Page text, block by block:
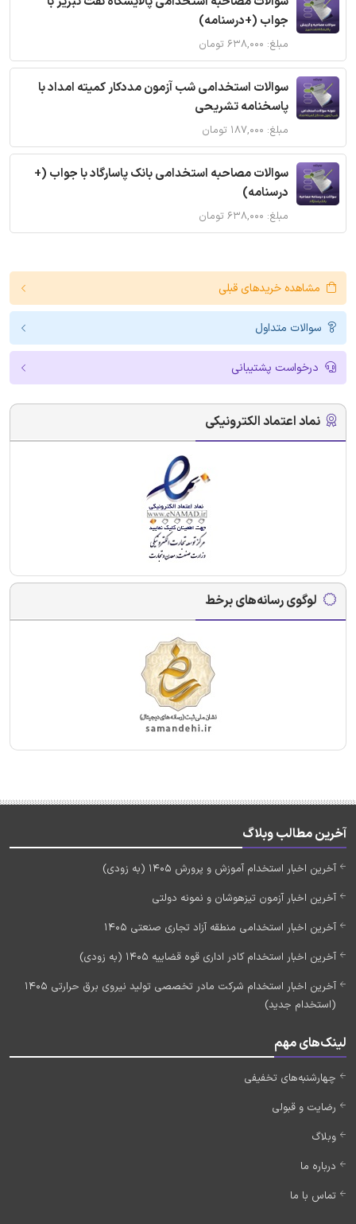
جواب (+درسنامه)
مبلغ: ۶۳۸,۰۰۰ تومان
سوالات استخدامی شب آزمون مددکار کمیته امداد با
پاسخنامه تشریحی
مبلغ: ۱۸۷,۰۰۰ تومان
سوالات مصاحبه استخدامی بانک پاسارگاد با جواب (+
درسنامه)
مبلغ: ۶۳۸,۰۰۰ تومان
مشاهده خریدهای قبلی
سوالات متداول
درخواست پشتیبانی
نماد اعتماد الکترونیکی
لوگوی رسانه‌های برخط
آخرین مطالب وبلاگ
آخرین اخبار استخدام آموزش و پرورش 1405 (به زودی)
آخرین اخبار آزمون تیزهوشان و نمونه دولتی
آخرین اخبار استخدامی منطقه آزاد تجاری صنعتی 1405
آخرین اخبار استخدام کادر اداری قوه قضاییه 1405 (به زودی)
آخرین اخبار استخدام شرکت مادر تخصصی تولید نیروی برق حرارتی 1405
(استخدام جدید)
لینک‌های مهم
چهارشنبه‌های تخفیفی
رضایت و قبولی
وبلاگ
درباره ما
تماس با ما